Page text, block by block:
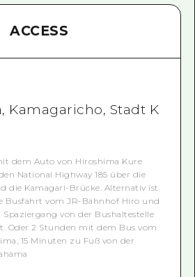
ACCESS
Kamagaricho, Stadt K
dem Auto von Hiroshima Kure
National Highway 185 über die
die Kamagari-Brücke. Alternativ ist
Busfahrt vom JR-Bahnhof Hiro und
von der Bushaltestelle
Oder 2 Stunden mit dem Bus vom
15 Minuten zu Fuß von der